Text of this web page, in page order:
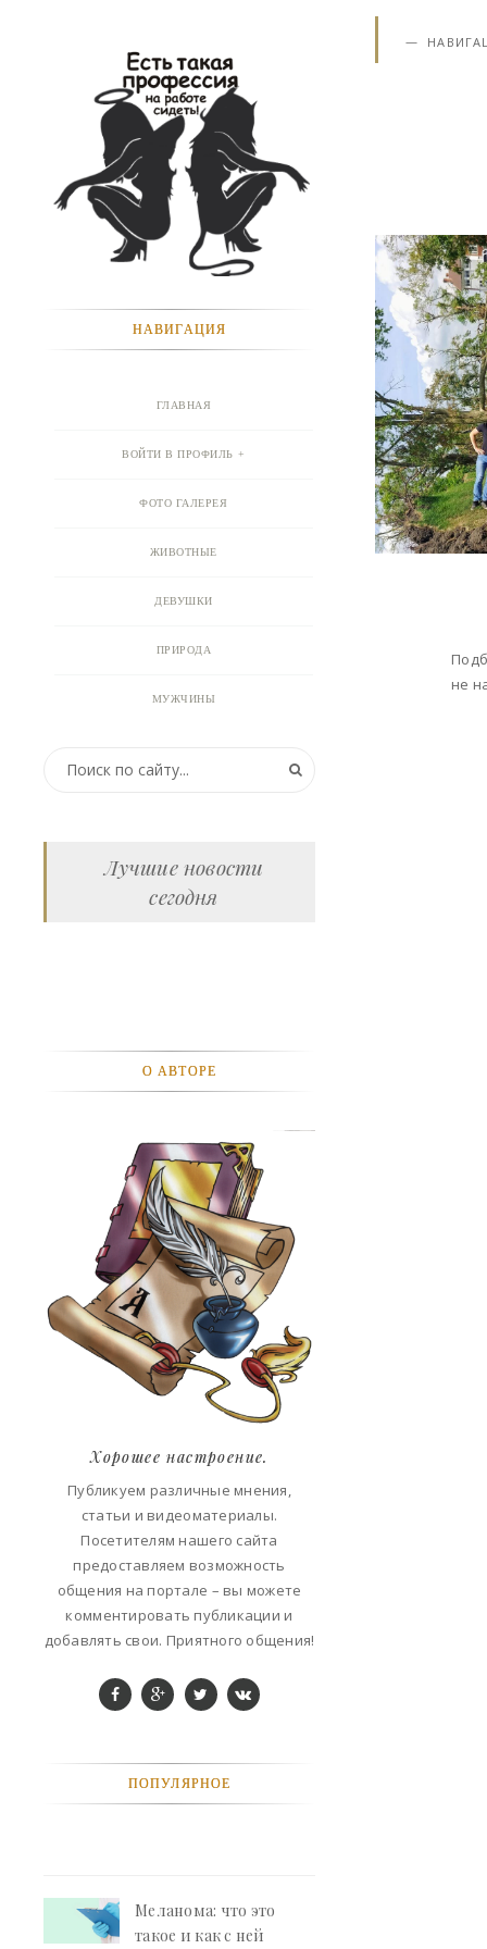
не
НАВИГАЦИЯ
ГЛАВНАЯ
ВОЙТИ В ПРОФИЛЬ
ФОТО ГАЛЕРЕЯ
ЖИВОТНЫЕ
ДЕВУШКИ
ПРИРОДА
МУЖЧИНЫ
ОТКРЫТКИ
ЛЮДИ
ПОДРОСТКИ
ГОРОДА
ЭКСПЕРЕМЕНТЫ
ЖИЛЬЕ
ЗВЕЗДЫ
Лучшие новости
сегодня
О АВТОРЕ
Хорошее настроение.
Публикуем различные мнения,
статьи и видеоматериалы.
Посетителям нашего сайта
предоставляем возможность
общения на портале – вы можете
комментировать публикации и
добавлять свои. Приятного общения!
ПОПУЛЯРНОЕ
Меланома: что это
такое и как с ней